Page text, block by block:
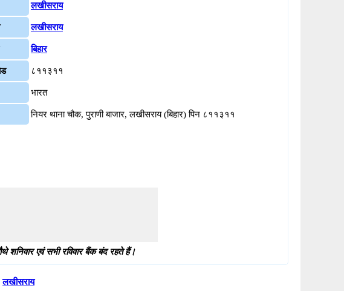
लखीसराय
लखीसराय
बिहार
८११३११
भारत
नियर थाना चौक, पुराणी बाजार, लखीसराय (बिहार) पिन ८११३११
एवं सभी रविवार बैंक बंद रहते हैं।
लखीसराय